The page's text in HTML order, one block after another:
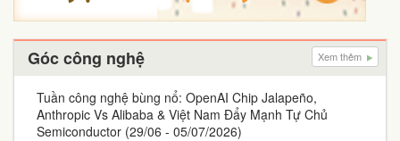
Góc công nghệ Xem thêm
Tuần công nghệ bùng nổ: OpenAI Chip Jalapeño,
Anthropic Vs Alibaba & Việt Nam Đẩy Mạnh Tự Chủ
Semiconductor (29/06 - 05/07/2026)